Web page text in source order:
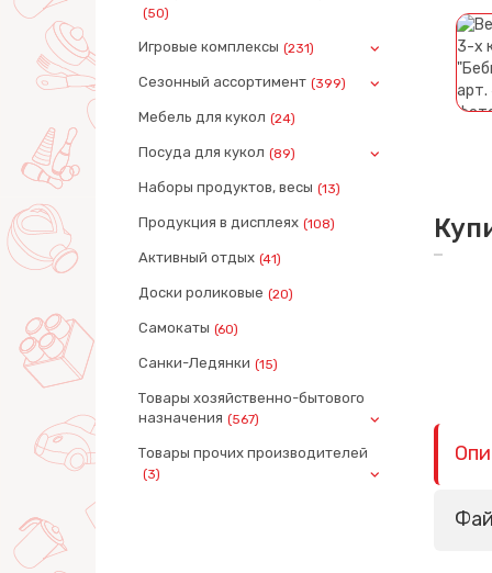
(50)
Игровые комплексы (231)
Сезонный ассортимент (399)
Мебель для кукол (24)
Посуда для кукол (89)
Наборы продуктов, весы (13)
Продукция в дисплеях (108)
Активный отдых (41)
Доски роликовые (20)
Самокаты (60)
Санки-Ледянки (15)
Товары хозяйственно-бытового
назначения (567)
Товары прочих производителей
(3)